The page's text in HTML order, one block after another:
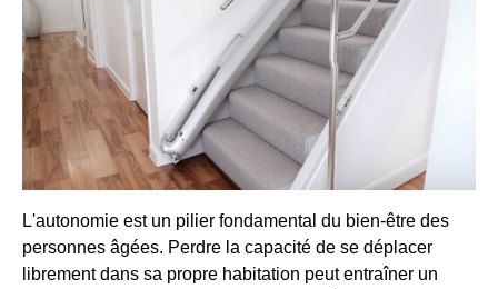
L'autonomie est un pilier fondamental du bien-être des
personnes âgées. Perdre la capacité de se déplacer
librement dans sa propre habitation peut entraîner un